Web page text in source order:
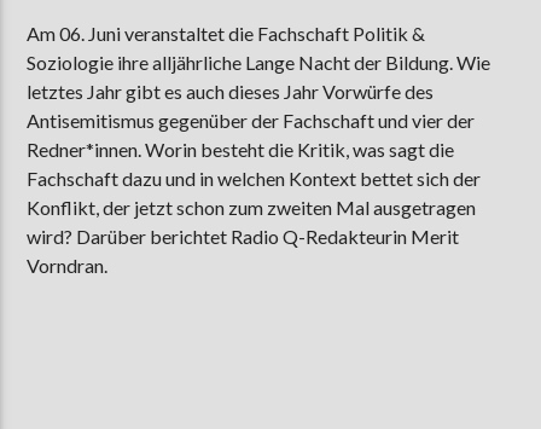
MOEBIUS
00:00 09:00
ZU HÖREN INMünster90,9 MHzSteinfurt103,9 MHz
Am 06. Juni veranstaltet die Fachschaft Politik &
Soziologie ihre alljährliche Lange Nacht der Bildung. Wie
letztes Jahr gibt es auch dieses Jahr Vorwürfe des
Antisemitismus gegenüber der Fachschaft und vier der
Redner*innen. Worin besteht die Kritik, was sagt die
Fachschaft dazu und in welchen Kontext bettet sich der
Konflikt, der jetzt schon zum zweiten Mal ausgetragen
wird? Darüber berichtet Radio Q-Redakteurin Merit
Vorndran.